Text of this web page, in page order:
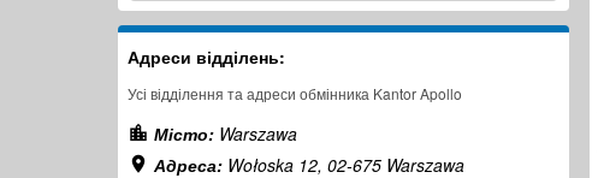
Адреси відділень:
Усі відділення та адреси обмінника Kantor Apollo
Місто: Warszawa
Адреса: Wołoska 12, 02-675 Warszawa